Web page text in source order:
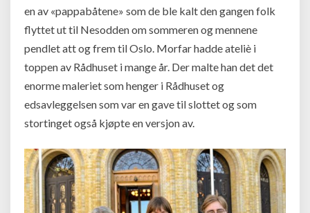
en av «pappabåtene» som de ble kalt den gangen folk
flyttet ut til Nesodden om sommeren og mennene
pendlet att og frem til Oslo. Morfar hadde ateliè i
toppen av Rådhuset i mange år. Der malte han det det
enorme maleriet som henger i Rådhuset og
edsavleggelsen som var en gave til slottet og som
stortinget også kjøpte en versjon av.